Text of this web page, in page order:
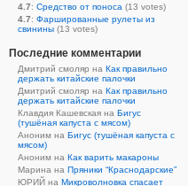
4.7: Средство от поноса (13 votes)
4.7: Фаршированные рулеты из
свинины (13 votes)
Последние комментарии
Дмитрий смоляр на Как правильно
держать китайские палочки
Дмитрий смоляр на Как правильно
держать китайские палочки
Клавдия Кашевская на Бигус
(тушёная капуста с мясом)
Аноним на Бигус (тушёная капуста с
мясом)
Аноним на Как варить макароны
Марина на Пряники “Краснодарские”
ЮРИЙ на Микроволновка спасает